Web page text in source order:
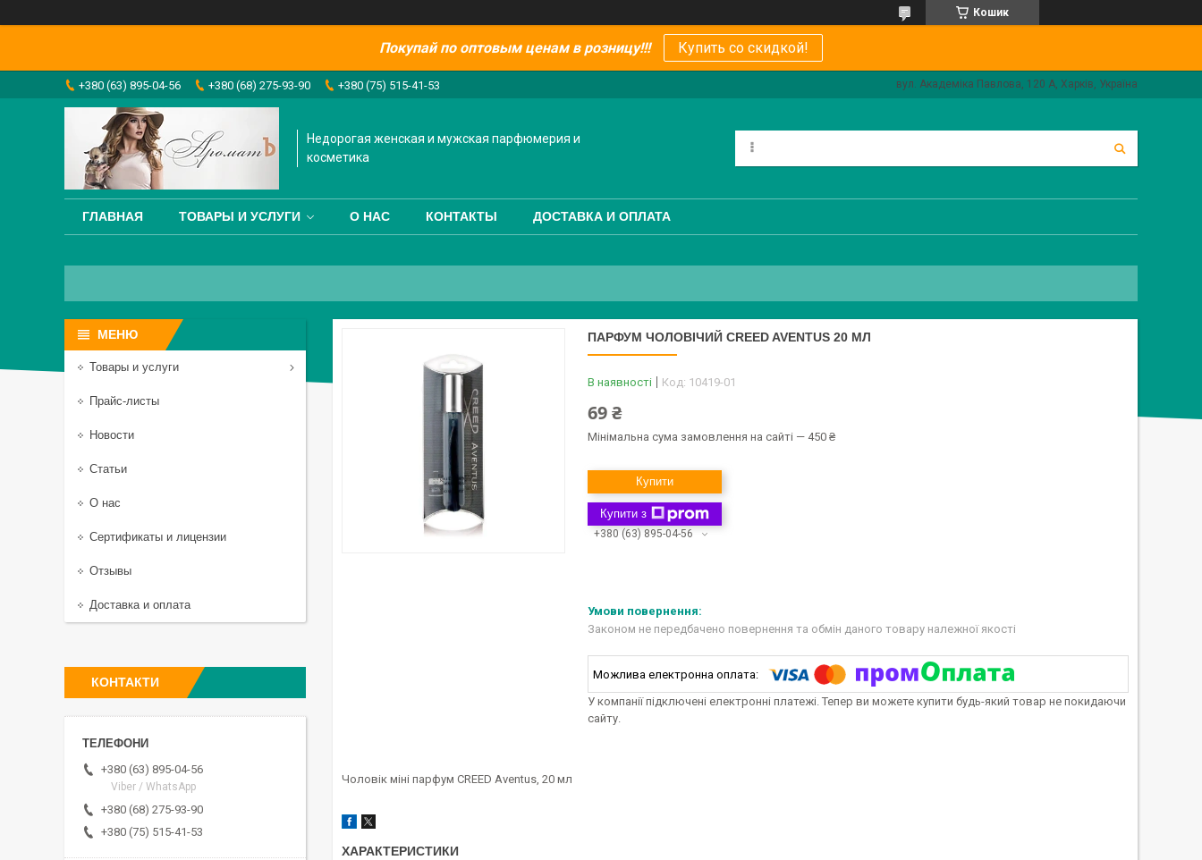
Кошик
Покупай по оптовым ценам в розницу!!! Купить со скидкой!
+380 (63) 895-04-56 +380 (68) 275-93-90 +380 (75) 515-41-53 вул. Академіка Павлова, 120 А, Харків, Україна
Недорогая женская и мужская парфюмерия и
косметика
ГЛАВНАЯ ТОВАРЫ И УСЛУГИ О НАС КОНТАКТЫ ДОСТАВКА И ОПЛАТА
ПАРФУМ ЧОЛОВІЧИЙ CREED AVENTUS 20 МЛ
В наявності Код: 10419-01
69 ₴
Мінімальна сума замовлення на сайті — 450 ₴
Купити
Купити з
+380 (63) 895-04-56
Законом не передбачено повернення та обмін даного товару належної якості
У компанії підключені електронні платежі. Тепер ви можете купити будь-який товар не покидаючи
сайту.
Чоловік міні парфум CREED Aventus, 20 мл
ХАРАКТЕРИСТИКИ
Товары и услуги
Прайс-листы
Новости
Статьи
О нас
Сертификаты и лицензии
Отзывы
Доставка и оплата
КОНТАКТИ
+380 (63) 895-04-56
Viber / WhatsApp
+380 (68) 275-93-90
+380 (75) 515-41-53